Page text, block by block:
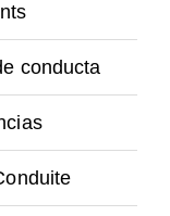
conducta